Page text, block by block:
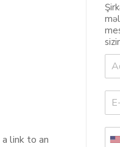
link to an